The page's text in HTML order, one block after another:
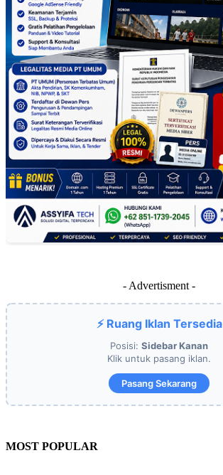
- Advertisment -
⚡ Ruang Iklan Tersedia
Posisi: Sidebar Kanan
Klik untuk pasang iklan.
Pasang Sekarang
MOST POPULAR